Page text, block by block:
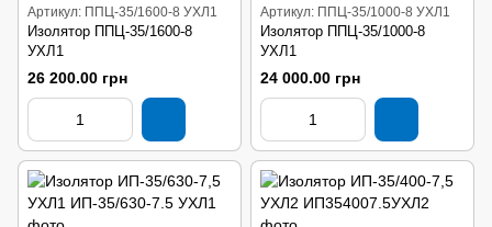
Артикул: ППЦ-35/1600-8 УХЛ1
Изолятор ППЦ-35/1600-8
УХЛ1
26 200.00 грн
Артикул: ППЦ-35/1000-8 УХЛ1
Изолятор ППЦ-35/1000-8
УХЛ1
24 000.00 грн